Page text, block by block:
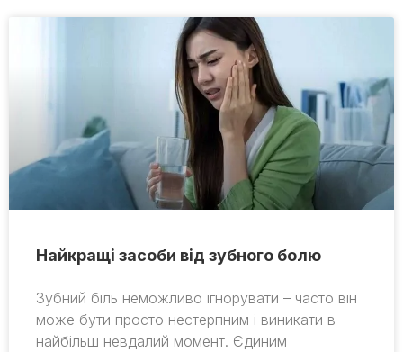
Найкращі засоби від зубного болю
Зубний біль неможливо ігнорувати – часто він
може бути просто нестерпним і виникати в
найбільш невдалий момент. Єдиним